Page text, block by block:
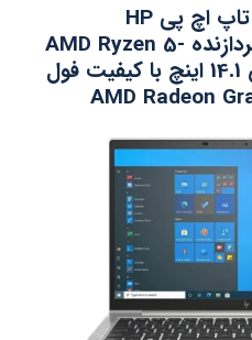
بررسی و مشخصات لپ تاپ اچ پی HP
EliteBook 845 G8 با پردازنده AMD Ryzen 5-
5650U با صفحه نمایش 14.1 اینچ با کیفیت فول
AMD Radeon